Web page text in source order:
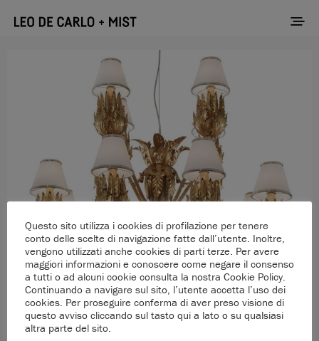
Questo sito utilizza i cookies di profilazione per tenere
conto delle scelte di navigazione fatte dall’utente. Inoltre,
vengono utilizzati anche cookies di parti terze. Per avere
maggiori informazioni e conoscere come negare il consenso
a tutti o ad alcuni cookie consulta la nostra Cookie Policy.
Continuando a navigare sul sito, l’utente accetta l’uso dei
cookies. Per proseguire conferma di aver preso visione di
questo avviso cliccando sul tasto qui a lato o su qualsiasi
altra parte del sito.